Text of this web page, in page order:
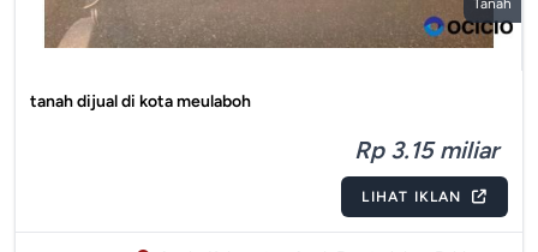
Tanah
tanah dijual di kota meulaboh
Rp 3.15 miliar
LIHAT IKLAN